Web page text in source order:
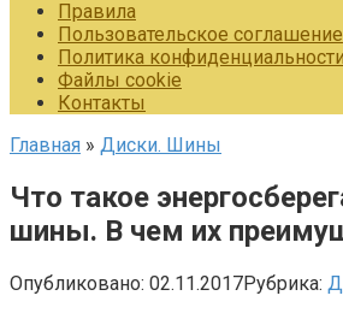
Правила
Пользовательское соглашение
Политика конфиденциальности
Файлы cookie
Контакты
Главная » Диски. Шины
Что такое
шины. В чем их
Опубликовано: 02.11.2017Рубрика: